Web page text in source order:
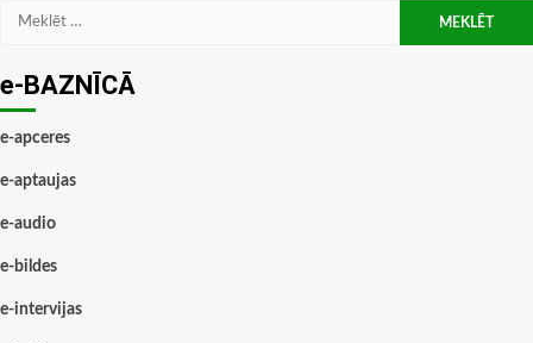
Meklēt:
e-BAZNĪCĀ
e-apceres
e-aptaujas
e-audio
e-bildes
e-intervijas